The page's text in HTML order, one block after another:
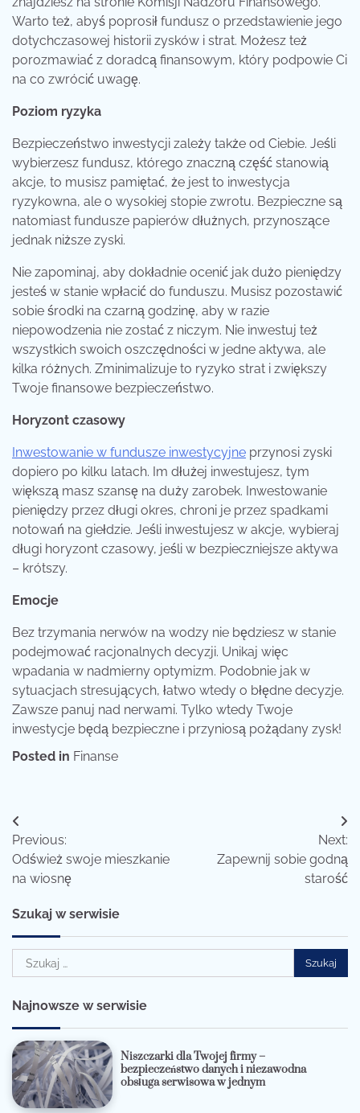
Warto też, abyś poprosił fundusz o przedstawienie jego
dotychczasowej historii zysków i strat. Możesz też
porozmawiać z doradcą finansowym, który podpowie Ci
na co zwrócić uwagę.
Poziom ryzyka
Bezpieczeństwo inwestycji zależy także od Ciebie. Jeśli
wybierzesz fundusz, którego znaczną część stanowią
akcje, to musisz pamiętać, że jest to inwestycja
ryzykowna, ale o wysokiej stopie zwrotu. Bezpieczne są
natomiast fundusze papierów dłużnych, przynoszące
jednak niższe zyski.
Nie zapominaj, aby dokładnie ocenić jak dużo pieniędzy
jesteś w stanie wpłacić do funduszu. Musisz pozostawić
sobie środki na czarną godzinę, aby w razie
niepowodzenia nie zostać z niczym. Nie inwestuj też
wszystkich swoich oszczędności w jedne aktywa, ale
kilka różnych. Zminimalizuje to ryzyko strat i zwiększy
Twoje finansowe bezpieczeństwo.
Horyzont czasowy
Inwestowanie w fundusze inwestycyjne przynosi zyski
dopiero po kilku latach. Im dłużej inwestujesz, tym
większą masz szansę na duży zarobek. Inwestowanie
pieniędzy przez długi okres, chroni je przez spadkami
notowań na giełdzie. Jeśli inwestujesz w akcje, wybieraj
długi horyzont czasowy, jeśli w bezpieczniejsze aktywa
– krótszy.
Emocje
Bez trzymania nerwów na wodzy nie będziesz w stanie
podejmować racjonalnych decyzji. Unikaj więc
wpadania w nadmierny optymizm. Podobnie jak w
sytuacjach stresujących, łatwo wtedy o błędne decyzje.
Zawsze panuj nad nerwami. Tylko wtedy Twoje
inwestycje będą bezpieczne i przyniosą pożądany zysk!
Posted in Finanse
Nawigacja
wpisu
Previous:
Odśwież swoje mieszkanie
na wiosnę
Next:
Zapewnij sobie godną
starość
Szukaj w serwisie
Szukaj:
Najnowsze w serwisie
Niszczarki dla Twojej firmy –
bezpieczeństwo danych i niezawodna
obsługa serwisowa w jednym